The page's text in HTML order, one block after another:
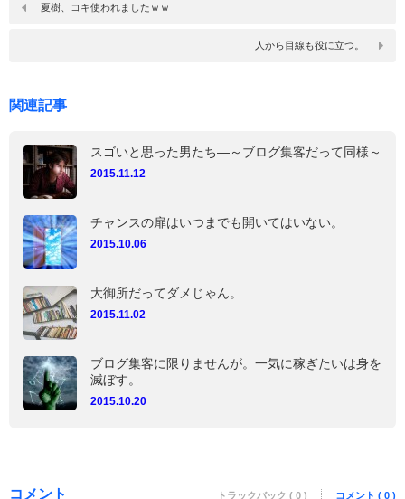
夏樹、コキ使われましたｗｗ
人から目線も役に立つ。
関連記事
スゴいと思った男たち―～ブログ集客だって同様～
2015.11.12
チャンスの扉はいつまでも開いてはいない。
2015.10.06
大御所だってダメじゃん。
2015.11.02
ブログ集客に限りませんが。一気に稼ぎたいは身を
滅ぼす。
2015.10.20
コメント トラックバック ( 0 ) コメント ( 0 )